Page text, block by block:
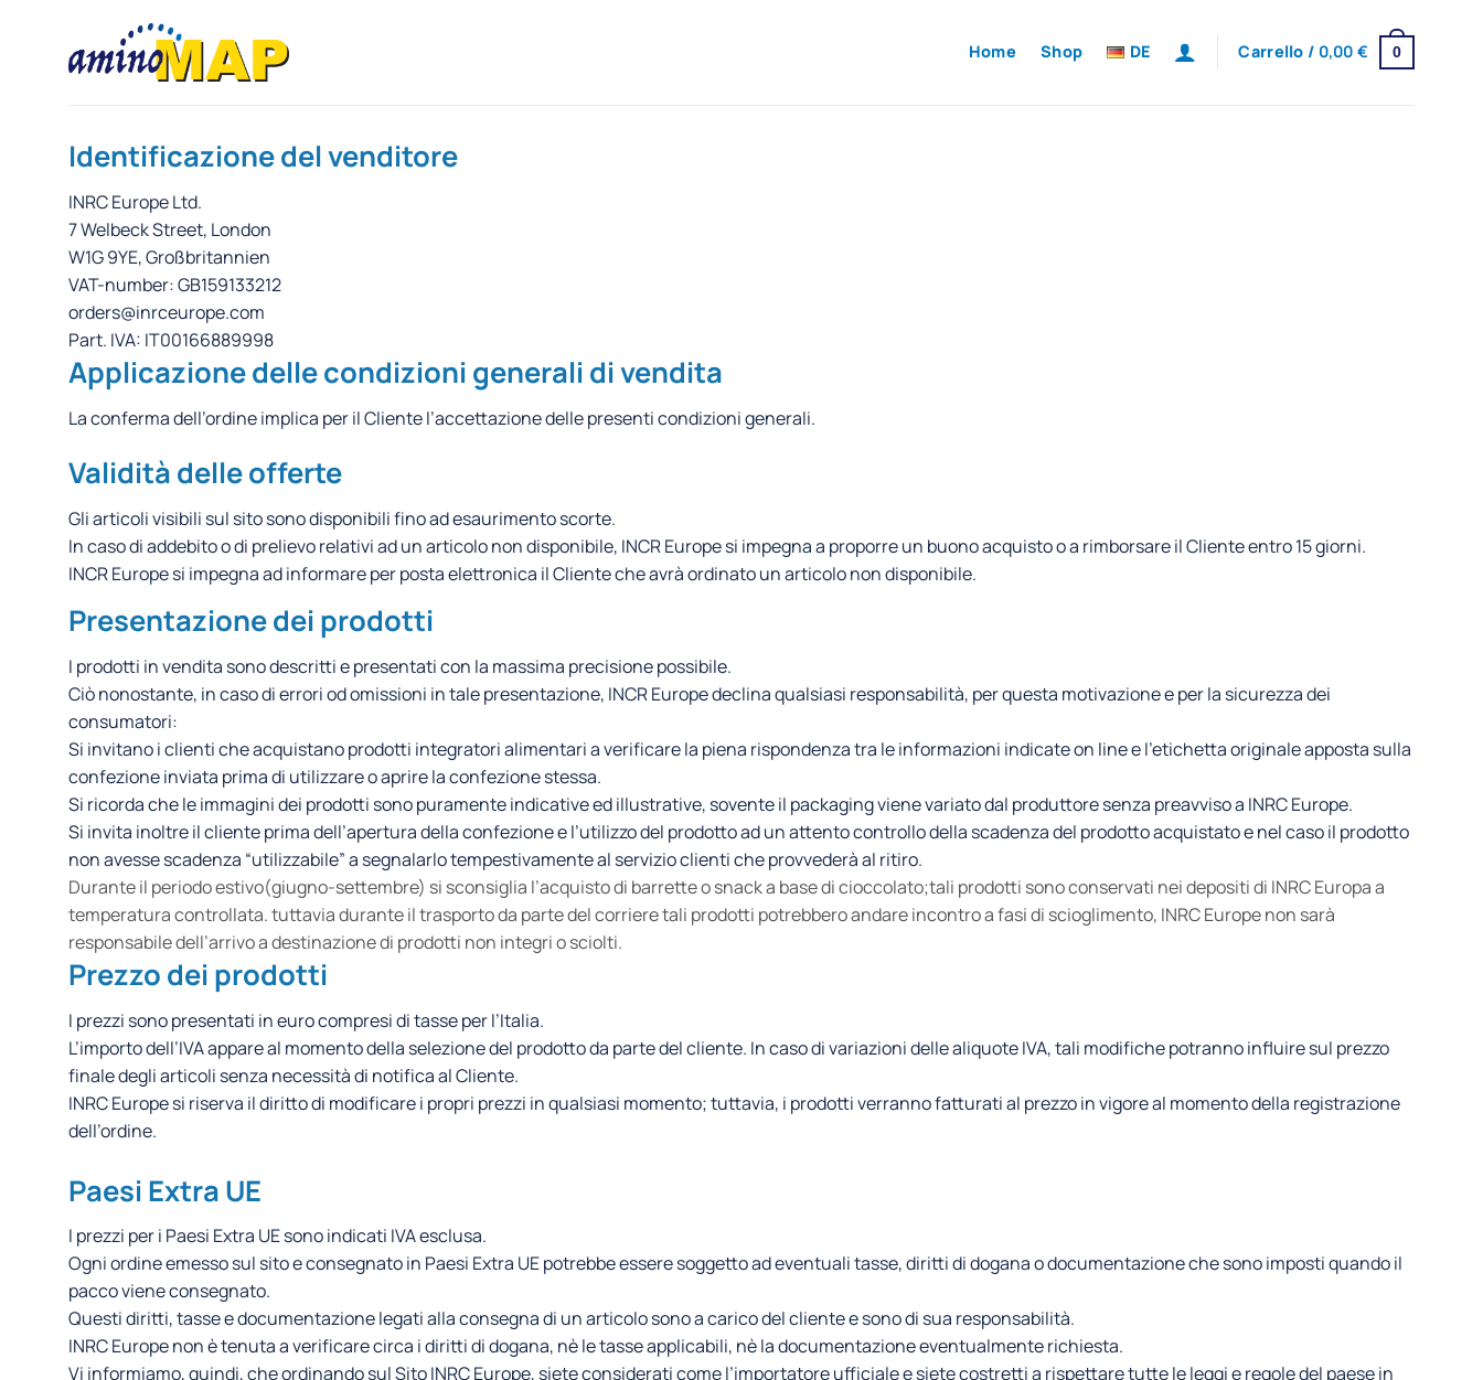
contenuti
Home Shop DE Carrello / 0,00€ 0
Identificazione del venditore
INRC Europe Ltd.
7 Welbeck Street, London
W1G 9YE, Großbritannien
VAT-number: GB159133212
orders@inrceurope.com
Part. IVA: IT00166889998
Applicazione delle condizioni generali di vendita
La conferma dell’ordine implica per il Cliente l’accettazione delle presenti condizioni generali.
Validità delle offerte
Gli articoli visibili sul sito sono disponibili fino ad esaurimento scorte.
In caso di addebito o di prelievo relativi ad un articolo non disponibile, INCR Europe si impegna a proporre un buono acquisto o a rimborsare il Cliente entro 15 giorni.
INCR Europe si impegna ad informare per posta elettronica il Cliente che avrà ordinato un articolo non disponibile.
Presentazione dei prodotti
I prodotti in vendita sono descritti e presentati con la massima precisione possibile.
Ciò nonostante, in caso di errori od omissioni in tale presentazione, INCR Europe declina qualsiasi responsabilità, per questa motivazione e per la sicurezza dei
consumatori:
Si invitano i clienti che acquistano prodotti integratori alimentari a verificare la piena rispondenza tra le informazioni indicate on line e l’etichetta originale apposta sulla
confezione inviata prima di utilizzare o aprire la confezione stessa.
Si ricorda che le immagini dei prodotti sono puramente indicative ed illustrative, sovente il packaging viene variato dal produttore senza preavviso a INRC Europe.
Si invita inoltre il cliente prima dell’apertura della confezione e l’utilizzo del prodotto ad un attento controllo della scadenza del prodotto acquistato e nel caso il prodotto
non avesse scadenza “utilizzabile” a segnalarlo tempestivamente al servizio clienti che provvederà al ritiro.
Durante il periodo estivo(giugno-settembre) si sconsiglia l’acquisto di barrette o snack a base di cioccolato;tali prodotti sono conservati nei depositi di INRC Europa a
temperatura controllata. tuttavia durante il trasporto da parte del corriere tali prodotti potrebbero andare incontro a fasi di scioglimento, INRC Europe non sarà
responsabile dell’arrivo a destinazione di prodotti non integri o sciolti.
Prezzo dei prodotti
I prezzi sono presentati in euro compresi di tasse per l’Italia.
L’importo dell’IVA appare al momento della selezione del prodotto da parte del cliente. In caso di variazioni delle aliquote IVA, tali modifiche potranno influire sul prezzo
finale degli articoli senza necessità di notifica al Cliente.
INRC Europe si riserva il diritto di modificare i propri prezzi in qualsiasi momento; tuttavia, i prodotti verranno fatturati al prezzo in vigore al momento della registrazione
dell’ordine.
Paesi Extra UE
I prezzi per i Paesi Extra UE sono indicati IVA esclusa.
Ogni ordine emesso sul sito e consegnato in Paesi Extra UE potrebbe essere soggetto ad eventuali tasse, diritti di dogana o documentazione che sono imposti quando il
pacco viene consegnato.
Questi diritti, tasse e documentazione legati alla consegna di un articolo sono a carico del cliente e sono di sua responsabilità.
INRC Europe non è tenuta a verificare circa i diritti di dogana, nè le tasse applicabili, nè la documentazione eventualmente richiesta.
Vi informiamo, quindi, che ordinando sul Sito INRC Europe, siete considerati come l’importatore ufficiale e siete costretti a rispettare tutte le leggi e regole del paese in